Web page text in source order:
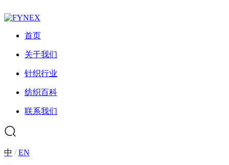
首页
关于我们
针织行业
纺织百科
联系我们
中 /EN